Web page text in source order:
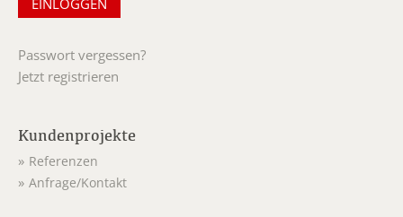
Passwort vergessen?
Jetzt registrieren
Kundenprojekte
Referenzen
Anfrage/Kontakt